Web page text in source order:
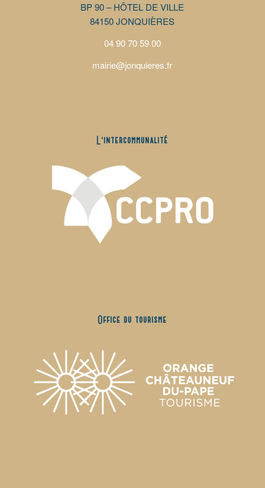
BP 90 – HÔTEL DE VILLE
84150 JONQUIÈRES
04 90 70 59 00
mairie@jonquieres.fr
L’intercommunalité
Office du tourisme